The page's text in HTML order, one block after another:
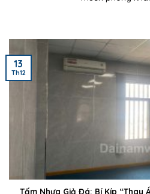
Tấm Nhựa Giả Đá: Bí Kíp “Thay
13
Th12